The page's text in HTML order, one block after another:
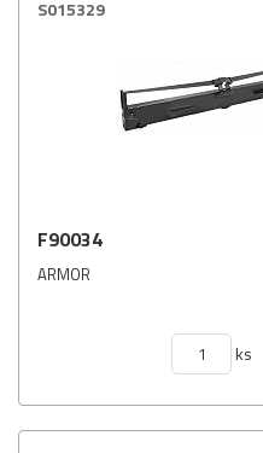
S015329
F90034
ARMOR
ks